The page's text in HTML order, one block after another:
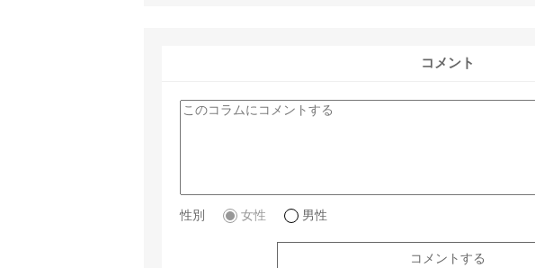
コメント
性別 女性 男性